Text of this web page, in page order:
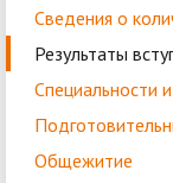
Сведения о
Результаты
Специальности
Общежитие